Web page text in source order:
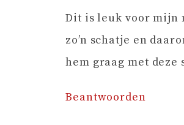
Dit is leuk voor mijn
zo’n schatje en
hem graag met deze
Beantwoorden